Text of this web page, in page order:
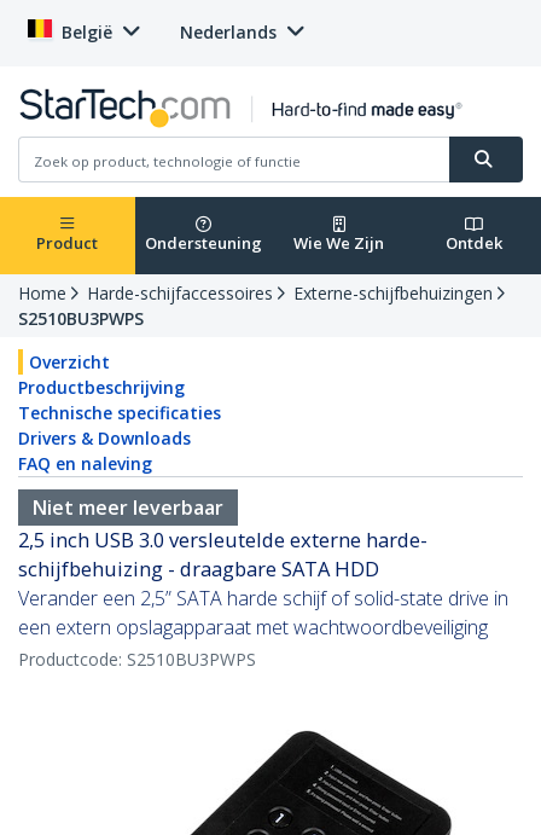
België Nederlands
Product Ondersteuning Wie We Zijn Ontdek
Home Harde-schijfaccessoires
Externe-schijfbehuizingen
S2510BU3PWPS
Overzicht
Productbeschrijving
Technische specificaties
Drivers & Downloads
FAQ en naleving
Niet meer leverbaar
2,5 inch USB 3.0 versleutelde externe harde-
schijfbehuizing - draagbare SATA HDD
Verander een 2,5” SATA harde schijf of solid-state drive in
een extern opslagapparaat met wachtwoordbeveiliging
Productcode: S2510BU3PWPS